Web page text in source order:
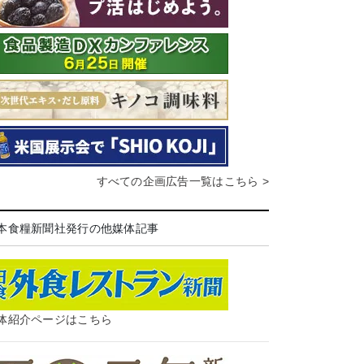
すべての企画広告一覧はこちら >
食糧新聞社発行の他媒体記事
紹介ページはこちら